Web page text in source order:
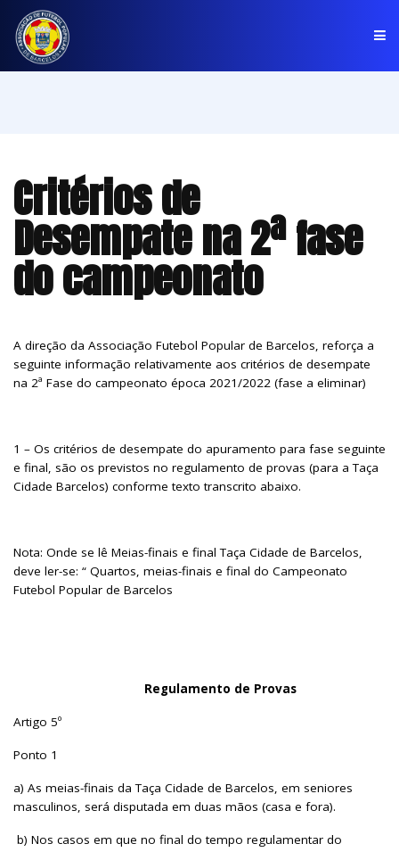
COMPETIÇÕES
NOTÍCIAS
COMUNICADOS
Critérios de
Desempate na 2ª fase
do campeonato
A direção da Associação Futebol Popular de Barcelos, reforça a
seguinte informação relativamente aos critérios de desempate
na 2ª Fase do campeonato época 2021/2022 (fase a eliminar)
1 – Os critérios de desempate do apuramento para fase seguinte
e final, são os previstos no regulamento de provas (para a Taça
Cidade Barcelos) conforme texto transcrito abaixo.
Nota: Onde se lê Meias-finais e final Taça Cidade de Barcelos,
deve ler-se: “ Quartos, meias-finais e final do Campeonato
Futebol Popular de Barcelos
Regulamento de Provas
Artigo 5º
Ponto 1
a) As meias-finais da Taça Cidade de Barcelos, em seniores
masculinos, será disputada em duas mãos (casa e fora).
b) Nos casos em que no final do tempo regulamentar do